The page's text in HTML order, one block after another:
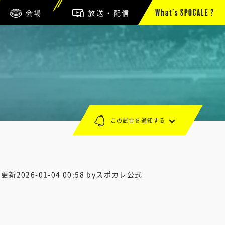
会場 放送・配信 What’s SPOCALE ?
新2026-01-04 00:58 byスポカレ公式
この試合を通知する